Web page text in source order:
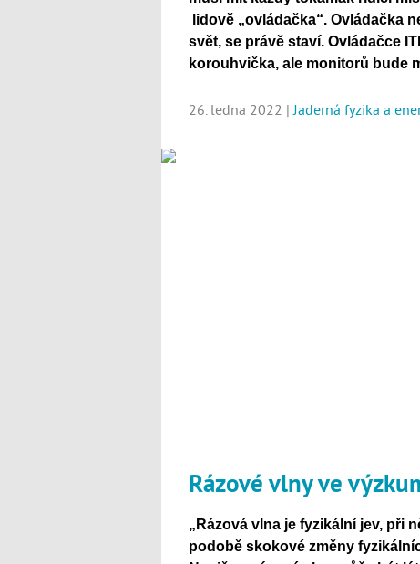
lidově „ovládačka“. Ovládačka
svět, se právě staví. Ovládačce
korouhvička, ale monitorů bude
26. ledna 2022 |Jaderná fyzika a
Rázové vlny ve
„Rázová vlna je fyzikální jev, při
podobě skokové změny